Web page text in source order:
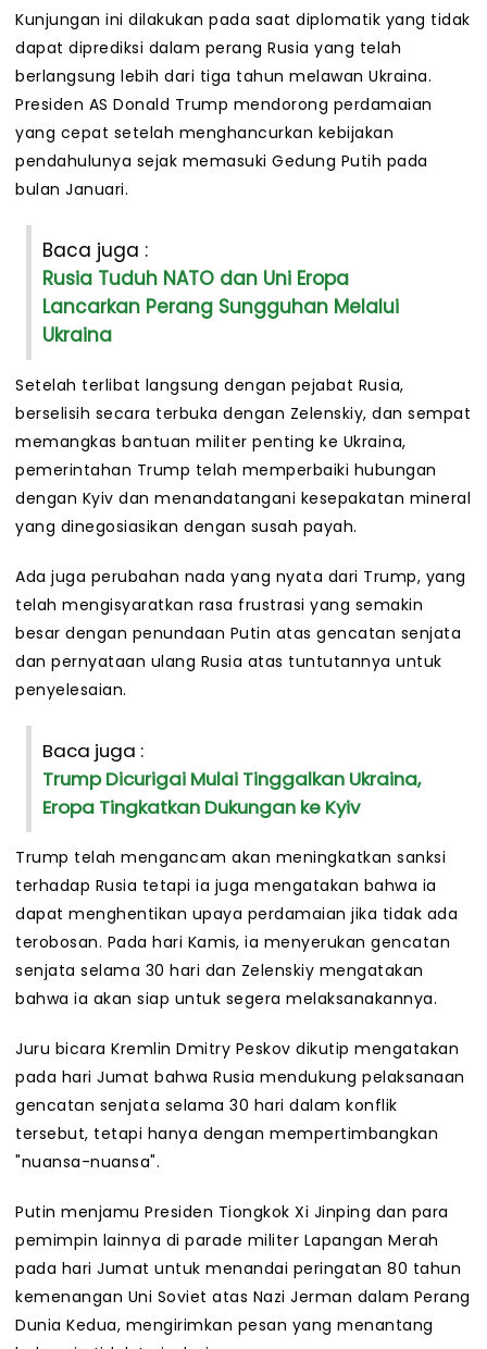
Kunjungan ini dilakukan pada saat diplomatik yang tidak
dapat diprediksi dalam perang Rusia yang telah
berlangsung lebih dari tiga tahun melawan Ukraina.
Presiden AS Donald Trump mendorong perdamaian
yang cepat setelah menghancurkan kebijakan
pendahulunya sejak memasuki Gedung Putih pada
bulan Januari.
Baca juga :
Rusia Tuduh NATO dan Uni Eropa
Lancarkan Perang Sungguhan Melalui
Ukraina
Setelah terlibat langsung dengan pejabat Rusia,
berselisih secara terbuka dengan Zelenskiy, dan sempat
memangkas bantuan militer penting ke Ukraina,
pemerintahan Trump telah memperbaiki hubungan
dengan Kyiv dan menandatangani kesepakatan mineral
yang dinegosiasikan dengan susah payah.
Ada juga perubahan nada yang nyata dari Trump, yang
telah mengisyaratkan rasa frustrasi yang semakin
besar dengan penundaan Putin atas gencatan senjata
dan pernyataan ulang Rusia atas tuntutannya untuk
penyelesaian.
Baca juga :
Trump Dicurigai Mulai Tinggalkan Ukraina,
Eropa Tingkatkan Dukungan ke Kyiv
Trump telah mengancam akan meningkatkan sanksi
terhadap Rusia tetapi ia juga mengatakan bahwa ia
dapat menghentikan upaya perdamaian jika tidak ada
terobosan. Pada hari Kamis, ia menyerukan gencatan
senjata selama 30 hari dan Zelenskiy mengatakan
bahwa ia akan siap untuk segera melaksanakannya.
Juru bicara Kremlin Dmitry Peskov dikutip mengatakan
pada hari Jumat bahwa Rusia mendukung pelaksanaan
gencatan senjata selama 30 hari dalam konflik
tersebut, tetapi hanya dengan mempertimbangkan
"nuansa-nuansa".
Putin menjamu Presiden Tiongkok Xi Jinping dan para
pemimpin lainnya di parade militer Lapangan Merah
pada hari Jumat untuk menandai peringatan 80 tahun
kemenangan Uni Soviet atas Nazi Jerman dalam Perang
Dunia Kedua, mengirimkan pesan yang menantang